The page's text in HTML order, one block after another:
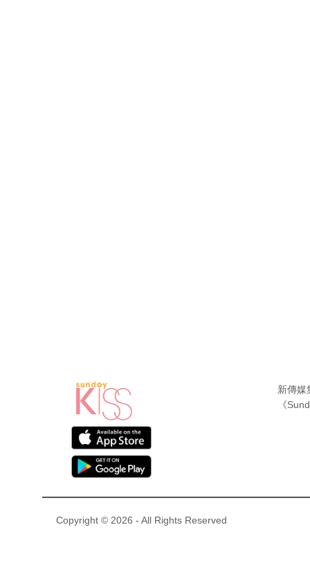
新傳媒
《
Copyright © 2026 - All Rights Reserved